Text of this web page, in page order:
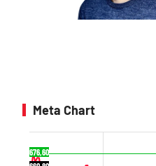
Meta Chart
676,60